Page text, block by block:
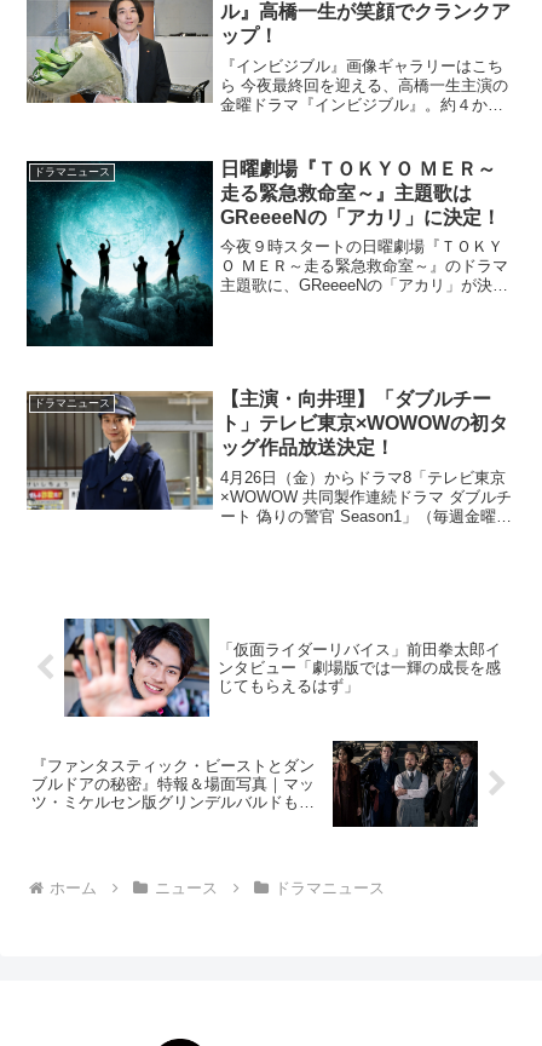
ル』高橋一生が笑顔でクランクア
ップ！
『インビジブル』画像ギャラリーはこち
ら 今夜最終回を迎える、高橋一生主演の
金曜ドラマ『インビジブル』。約４か月
た高橋は「現場の皆さんにはお世話にな
りっぱなしで、ありがと...
ドラマニュース
日曜劇場『ＴＯＫＹＯ ＭＥＲ～
走る緊急救命室～』主題歌は
GReeeeNの「アカリ」に決定！
今夜９時スタートの日曜劇場『ＴＯＫＹ
Ｏ ＭＥＲ～走る緊急救命室～』のドラマ
主題歌に、GReeeeNの「アカリ」が決定
ドラマニュース
【主演・向井理】「ダブルチー
ト」テレビ東京×WOWOWの初タ
ッグ作品放送決定！
4月26日（金）からドラマ8「テレビ東京
×WOWOW 共同製作連続ドラマ ダブルチ
ート 偽りの警官 Season1」（毎週金曜夜
「仮面ライダーリバイス」前田拳太郎イ
ンタビュー「劇場版では一輝の成長を感
じてもらえるはず」
『ファンタスティック・ビーストとダン
ブルドアの秘密』特報＆場面写真｜マッ
ツ・ミケルセン版グリンデルバルドも登
ホーム ニュース ドラマニュース